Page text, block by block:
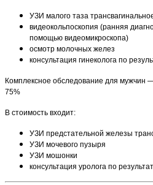
УЗИ малого таза
видеокольпоскопия (ранняя
помощью видеомикроскопа)
осмотр молочных желез
консультация гинеколога по
Комплексное обследование для мужчин
75%
В стоимость входит:
УЗИ предстательной железы
УЗИ мочевого пузыря
УЗИ мошонки
консультация уролога по